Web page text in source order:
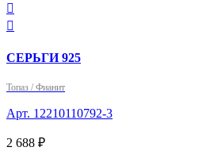


СЕРЬГИ 925
Топаз / Фианит
Арт. 12210110792-3
2 688 ₽